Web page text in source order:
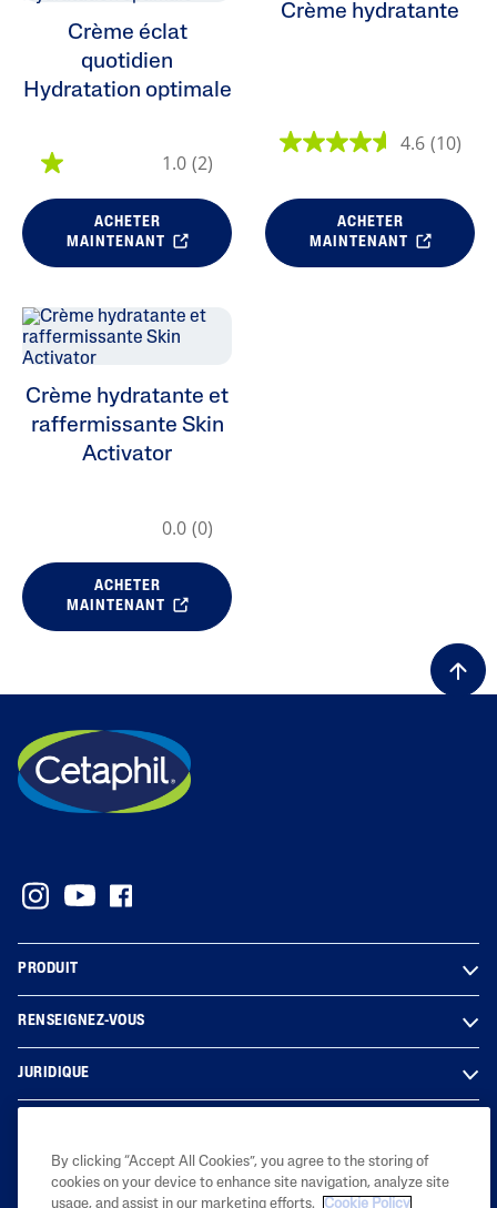
Crème éclat
quotidien
Hydratation optimale
1.0 (2)
ACHETER
MAINTENANT
Crème hydratante
4.6 (10)
ACHETER
MAINTENANT
Crème hydratante et
raffermissante Skin
Activator
0.0 (0)
ACHETER
MAINTENANT
PRODUIT
RENSEIGNEZ-VOUS
JURIDIQUE
2023 Galderma laboratories, L.P. Canada. All rights reserved. All
trademarks are the property of their respective owners. This site is
By clicking “Accept All Cookies”, you agree to the storing of
cookies on your device to enhance site navigation, analyze site
usage, and assist in our marketing efforts.
Cookie Policy